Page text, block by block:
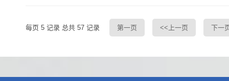
每页 5 记录 总共 57 记录 第一页 <<上一页 下一